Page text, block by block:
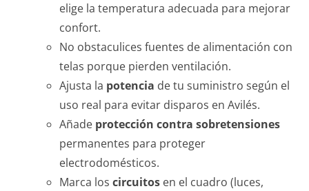
elige la temperatura adecuada para mejorar
confort.
No obstaculices fuentes de alimentación con
telas porque pierden ventilación.
Ajusta la potencia de tu suministro según el
uso real para evitar disparos en Avilés.
Añade protección contra sobretensiones
permanentes para proteger
electrodomésticos.
Marca los circuitos en el cuadro (luces,